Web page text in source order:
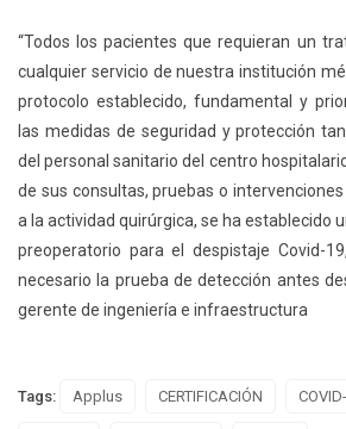
“Todos los pacientes que requieran un
cualquier servicio de nuestra institución
protocolo establecido, fundamental y
las medidas de seguridad y protección
del personal sanitario del centro
de sus consultas, pruebas o
a la actividad quirúrgica, se ha establecido
preoperatorio para el despistaje Covid-
necesario la prueba de detección antes
gerente de ingeniería e infraestructura
Tags: Applus CERTIFICACIÓN